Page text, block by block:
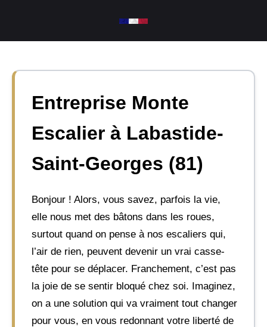
contenu
Entreprise Monte
Escalier à Labastide-
Saint-Georges (81)
Bonjour ! Alors, vous savez, parfois la vie,
elle nous met des bâtons dans les roues,
surtout quand on pense à nos escaliers qui,
l’air de rien, peuvent devenir un vrai casse-
tête pour se déplacer. Franchement, c’est pas
la joie de se sentir bloqué chez soi. Imaginez,
on a une solution qui va vraiment tout changer
pour vous, en vous redonnant votre liberté de